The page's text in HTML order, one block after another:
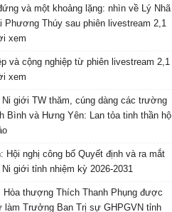
và một khoảng lặng: nhìn về Lý Nhã
Phương Thúy sau phiên livestream 2,1
xem
và cộng nghiệp từ phiên livestream 2,1
xem
Ni giới TW thăm, cúng dàng các trường
Bình và Hưng Yên: Lan tỏa tinh thần hộ
Hội nghị công bố Quyết định và ra mắt
Ni giới tỉnh nhiệm kỳ 2026-2031
Hòa thượng Thích Thanh Phụng được
làm Trưởng Ban Trị sự GHPGVN tỉnh